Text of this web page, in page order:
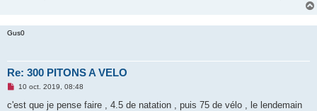
Gus0
Re: 300 PITONS A VELO
M
s
10 oct. 2019, 08:48
c'est que je pense faire , 4.5 de natation , puis 75 de vélo , le lendemain